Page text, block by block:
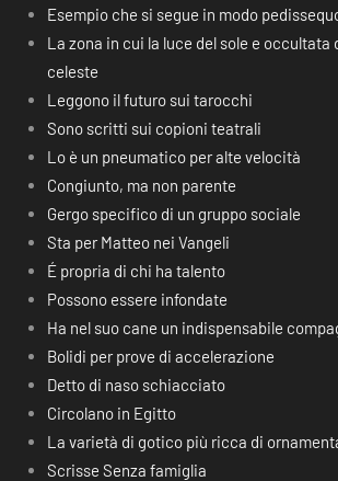
Esempio che si segue in modo
La zona in cui la luce del sole e occultata
celeste
Leggono il futuro sui tarocchi
Sono scritti sui copioni teatrali
Lo è un pneumatico per alte velocità
Congiunto, ma non parente
Gergo specifico di un gruppo sociale
Sta per Matteo nei Vangeli
É propria di chi ha talento
Possono essere infondate
Ha nel suo cane un indispensabile
Bolidi per prove di accelerazione
Detto di naso schiacciato
Circolano in Egitto
La varietà di gotico più ricca di
Scrisse Senza famiglia